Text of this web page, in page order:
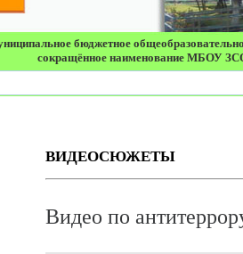
бюджетное
сокращённое наименование МБОУ
ВИДЕОСЮЖЕТЫ
Видео по